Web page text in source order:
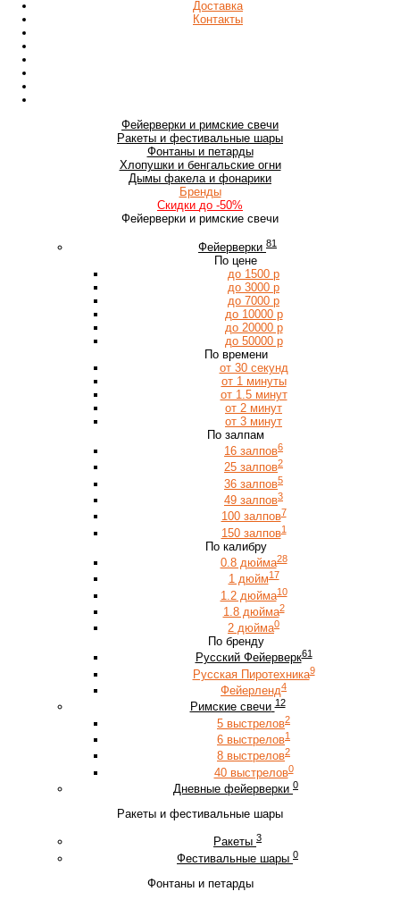
Доставка
Контакты
Фейерверки и римские свечи
Ракеты и фестивальные шары
Фонтаны и петарды
Хлопушки и бенгальские огни
Дымы факела и фонарики
Бренды
Скидки до -50%
Фейерверки и римские свечи
Фейерверки 81
По цене
до 1500 р
до 3000 р
до 7000 р
до 10000 р
до 20000 р
до 50000 р
По времени
от 30 секунд
от 1 минуты
от 1.5 минут
от 2 минут
от 3 минут
По залпам
16 залпов6
25 залпов2
36 залпов5
49 залпов3
100 залпов7
150 залпов1
По калибру
0.8 дюйма28
1 дюйм17
1.2 дюйма10
1.8 дюйма2
2 дюйма0
По бренду
Русский Фейерверк61
Русская Пиротехника9
Фейерленд4
Римские свечи 12
5 выстрелов2
6 выстрелов1
8 выстрелов2
40 выстрелов0
Дневные фейерверки 0
Ракеты и фестивальные шары
Ракеты 3
Фестивальные шары 0
Фонтаны и петарды